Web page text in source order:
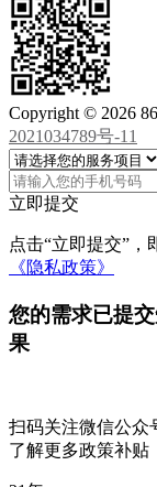
Copyright © 2026
2021034789号-11
立即提交
点击“立即提交”，
《隐私政策》
您的需求已提交
果
扫码关注微信公众
了解更多政策补贴